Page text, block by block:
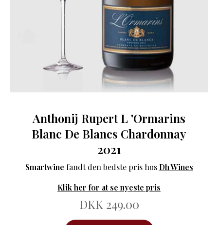
Anthonij Rupert L 'Ormarins
Blanc De Blancs Chardonnay
2021
Smartwine fandt den bedste pris hos Dh Wines
Klik her for at se nyeste pris
DKK 249.00